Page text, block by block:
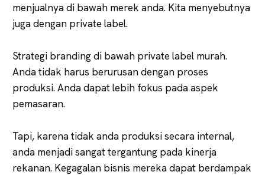
menjualnya di bawah merek anda. Kita menyebutnya
juga dengan private label.
Strategi branding di bawah private label murah.
Anda tidak harus berurusan dengan proses
produksi. Anda dapat lebih fokus pada aspek
pemasaran.
Tapi, karena tidak anda produksi secara internal,
anda menjadi sangat tergantung pada kinerja
rekanan. Kegagalan bisnis mereka dapat berdampak